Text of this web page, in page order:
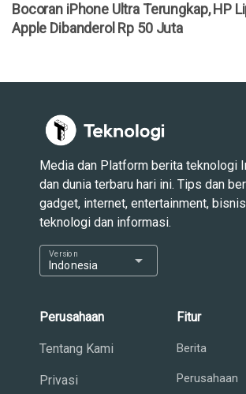
Bocoran iPhone Ultra Terungkap, HP
Apple Dibanderol Rp 50 Juta
Media dan Platform berita teknologi
dan dunia terbaru hari ini. Tips dan
gadget, internet, entertainment,
teknologi dan informasi.
Indonesia
Version arrow_drop_down
Perusahaan
Tentang Kami
Privasi
Fitur
Berita
Perusahaan